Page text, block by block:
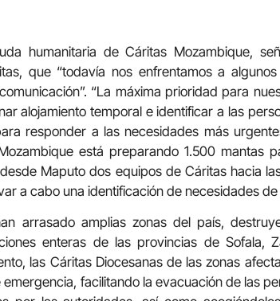
humanitaria de Cáritas Mozambique,
que “todavía nos enfrentamos a
“La máxima prioridad para
alojamiento temporal e identificar a las
responder a las necesidades más
está preparando 1.500 mantas
Maputo dos equipos de Cáritas hacia
a cabo una identificación de necesidades
arrasado amplias zonas del país,
enteras de las provincias de Sofala,
las Cáritas Diocesanas de las zonas
facilitando la evacuación de las